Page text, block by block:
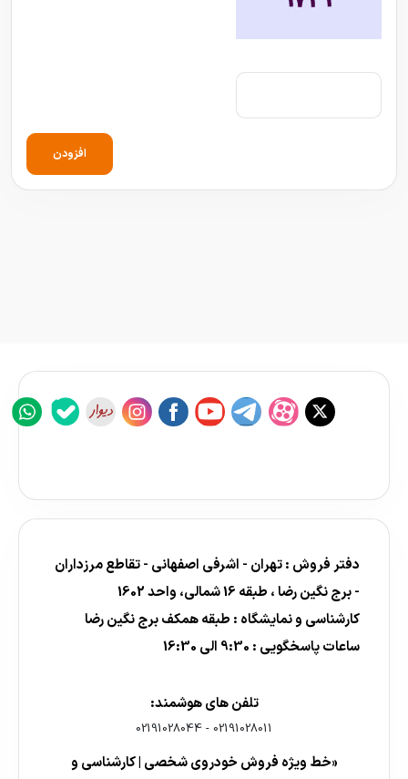
افزودن
دفتر فروش : تهران - اشرفی اصفهانی - تقاطع مرزداران
- برج نگین رضا ، طبقه 16 شمالی، واحد 1602
کارشناسی و نمایشگاه : طبقه همکف برج نگین رضا
ساعات پاسخگویی : 9:30 الی 16:30
تلفن های هوشمند:
02191028011
-
02191028044
«خط ویژه فروش خودروی شخصی | کارشناسی و